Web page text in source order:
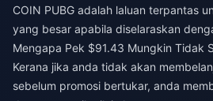
COIN PUBG adalah laluan terpantas
yang besar apabila diselaraskan
Mengapa Pek $91.43 Mungkin Tidak
Kerana jika anda tidak akan
sebelum promosi bertukar, anda